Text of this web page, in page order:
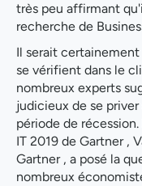
très peu affirmant
recherche de
Il serait
se vérifient dans le
nombreux experts
judicieux de se
période de
IT 2019 de Gartner ,
Gartner , a posé la
nombreux